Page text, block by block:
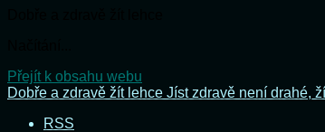
Přejít k obsahu webu
Dobře a zdravě žít lehce Jíst zdravě není drahé,
RSS